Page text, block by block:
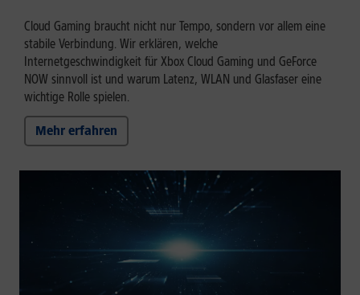
Cloud Gaming braucht nicht nur Tempo, sondern vor allem eine
stabile Verbindung. Wir erklären, welche
Internetgeschwindigkeit für Xbox Cloud Gaming und GeForce
NOW sinnvoll ist und warum Latenz, WLAN und Glasfaser eine
wichtige Rolle spielen.
Mehr erfahren